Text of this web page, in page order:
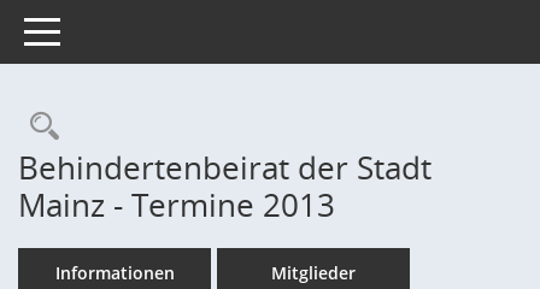
Toggle navigation
Rechercheauswahl
Behindertenbeirat der Stadt
Mainz - Termine 2013
Informationen Mitglieder